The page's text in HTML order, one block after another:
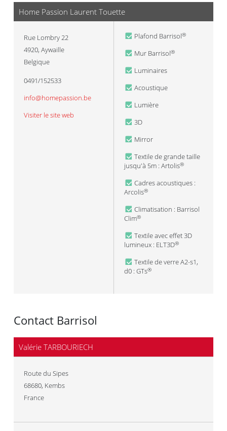
Home Passion Laurent Touette
Rue Lombry 22
4920, Aywaille
Belgique
0491/152533
info@homepassion.be
Visiter le site web
Plafond Barrisol®
Mur Barrisol®
Luminaires
Acoustique
Lumière
3D
Mirror
Textile de grande taille
jusqu'à 5m : Artolis®
Cadres acoustiques :
Arcolis®
Climatisation : Barrisol
Clim®
Textile avec effet 3D
lumineux : ELT3D®
Textile de verre A2-s1,
d0 : GTs®
Contact Barrisol
Valérie TARBOURIECH
Route du Sipes
68680, Kembs
France